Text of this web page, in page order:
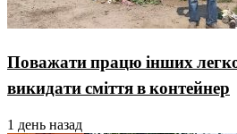
Поважати працю інших
викидати сміття в контейнер
1 день назад